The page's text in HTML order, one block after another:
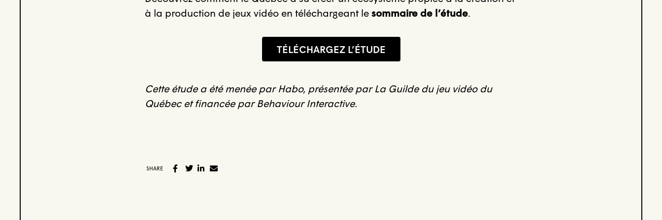
à la production de jeux vidéo en téléchargeant le sommaire de l’étude
TÉLÉCHARGEZ L’ÉTUDE
Cette étude a été menée par Habo, présentée par La Guilde du jeu vidéo du
Québec et financée par Behaviour Interactive.
SHARE